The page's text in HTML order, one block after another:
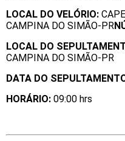
LOCAL DO VELÓRIO:
CAMPINA DO SIMÃO-PR
LOCAL DO
CAMPINA DO SIMÃO-PR
DATA DO
HORÁRIO: 09:00 hrs